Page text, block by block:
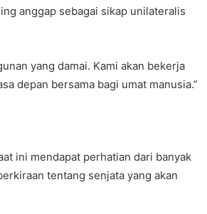
anggap sebagai sikap unilateralis
yang damai. Kami akan bekerja
depan bersama bagi umat manusia.”
ini mendapat perhatian dari banyak
tentang senjata yang akan